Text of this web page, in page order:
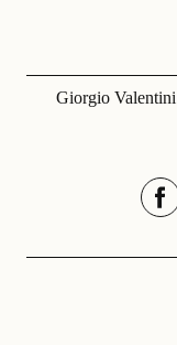
Giorgio Valentini